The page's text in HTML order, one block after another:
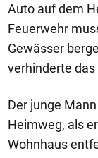
Auto auf dem
Feuerwehr
Gewässer
verhinderte
Der junge
Heimweg, als
Wohnhaus